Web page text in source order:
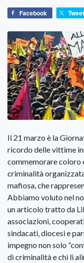
Facebook Tweet
Il 21 marzo è la
ricordo delle vittime
commemorare coloro
criminalità
mafiosa, che
Abbiamo voluto nel
un articolo tratto da
associazioni,
sindacati, diocesi e
impegno non solo
di criminalità e chi li